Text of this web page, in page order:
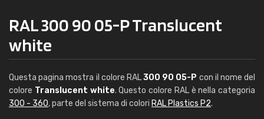
RAL 300 90 05-P Translucent
white
Questa pagina mostra il colore RAL300 90 05-P con il nome del
colore Translucent white. Questo colore RAL è nella categoria
300 - 360, parte del sistema di colori RAL Plastics P2.